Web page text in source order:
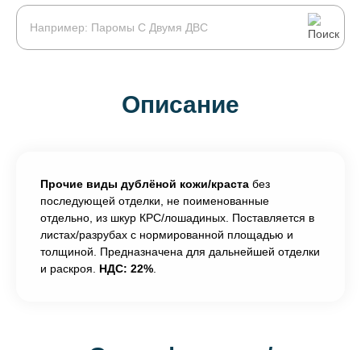
Описание
Прочие виды дублёной кожи/краста без
последующей отделки, не поименованные
отдельно, из шкур КРС/лошадиных. Поставляется в
листах/разрубах с нормированной площадью и
толщиной. Предназначена для дальнейшей отделки
и раскроя. НДС: 22%